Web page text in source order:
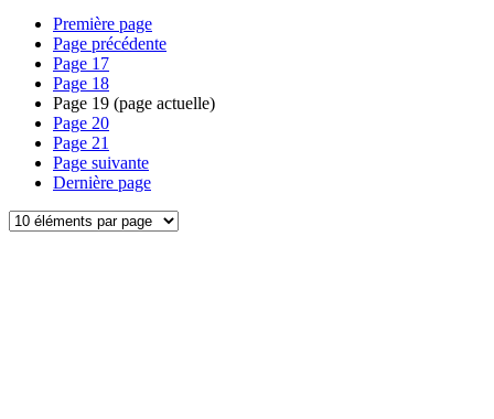
Première page
Page précédente
Page 17
Page 18
Page 19 (page actuelle)
Page 20
Page 21
Page suivante
Dernière page